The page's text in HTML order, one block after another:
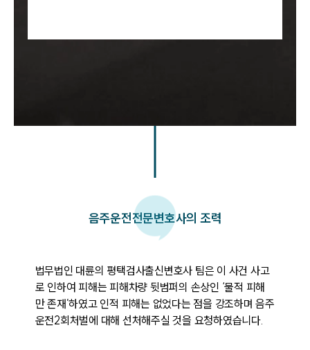
음주운전전문변호사의 조력
법무법인 대륜의 평택검사출신변호사 팀은 이 사건 사고
로 인하여 피해는 피해차량 뒷범퍼의 손상인 ‘물적 피해
만 존재’하였고 인적 피해는 없었다는 점을 강조하며 음주
운전2회처벌에 대해 선처해주실 것을 요청하였습니다.